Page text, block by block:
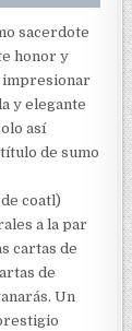
sacerdote
honor y
impresionar
y elegante
así
de sumo
coatl)
a la par
cartas de
de
Un